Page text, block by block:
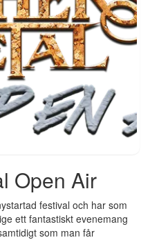
Open Air
festival och har som
ett fantastiskt evenemang
som man får